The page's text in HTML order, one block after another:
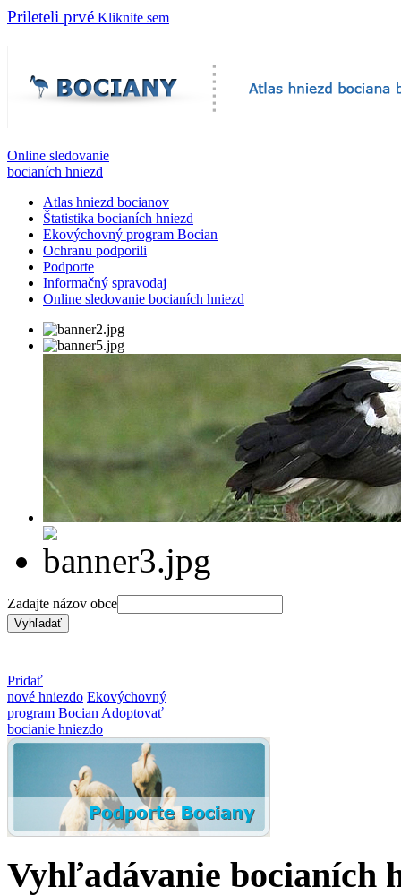
Prileteli prvé Kliknite sem
Online sledovanie
bocianích hniezd
Atlas hniezd bocianov
Štatistika bocianích hniezd
Ekovýchovný program Bocian
Ochranu podporili
Podporte
Informačný spravodaj
Online sledovanie bocianích hniezd
Zadajte názov obce
Pridať
nové hniezdo Ekovýchovný
program Bocian Adoptovať
bocianie hniezdo
Vyhľadávanie bocianích